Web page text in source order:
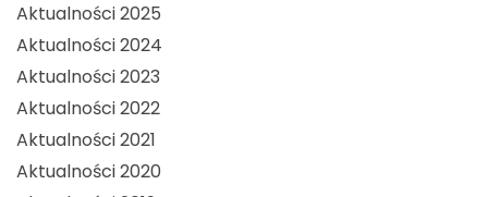
Aktualności 2025
Aktualności 2024
Aktualności 2023
Aktualności 2022
Aktualności 2021
Aktualności 2020